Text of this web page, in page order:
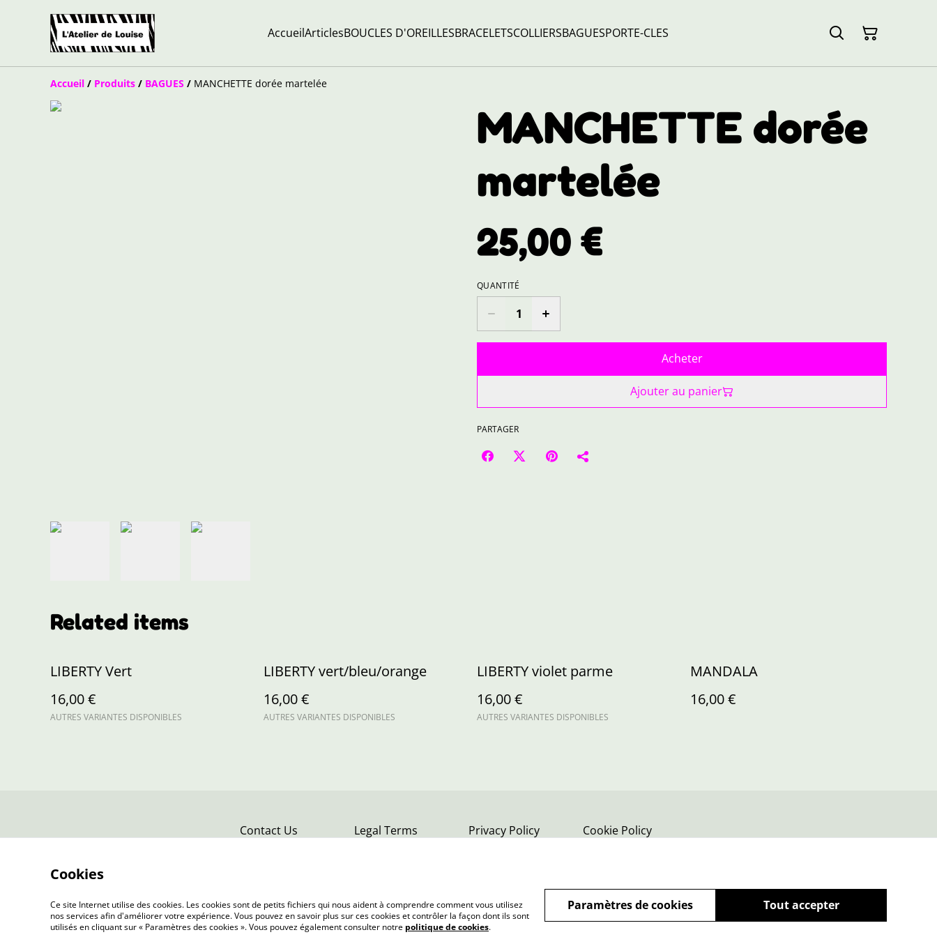
AccueilArticlesBOUCLES D'OREILLESBRACELETSCOLLIERSBAGUESPORTE-CLES
Accueil / Produits / BAGUES / MANCHETTE dorée martelée
MANCHETTE dorée
martelée
25,00 €
QUANTITÉ
Acheter
Ajouter au panier
PARTAGER
Related items
LIBERTY Vert
16,00 €
AUTRES VARIANTES DISPONIBLES
LIBERTY vert/bleu/orange
16,00 €
AUTRES VARIANTES DISPONIBLES
LIBERTY violet parme
16,00 €
AUTRES VARIANTES DISPONIBLES
MANDALA
16,00 €
Contact Us Legal Terms Privacy Policy Cookie Policy
©2026 L'Atelier de Louise
Cookies
Ce site Internet utilise des cookies. Les cookies sont de petits fichiers qui nous aident à comprendre comment vous utilisez
nos services afin d'améliorer votre expérience. Vous pouvez en savoir plus sur ces cookies et contrôler la façon dont ils sont
utilisés en cliquant sur « Paramètres des cookies ». Vous pouvez également consulter notre politique de cookies.
Tout accepter
Paramètres de cookies